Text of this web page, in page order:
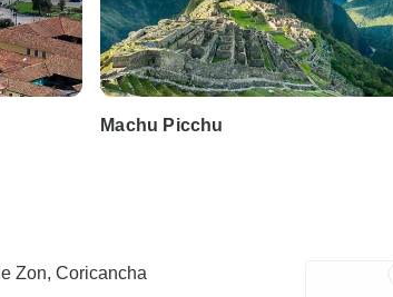
Machu Picchu
Zon, Coricancha